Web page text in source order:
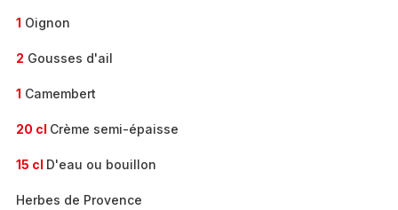
1 Oignon
2 Gousses d'ail
1 Camembert
20 cl Crème semi-épaisse
15 cl D'eau ou bouillon
Herbes de Provence